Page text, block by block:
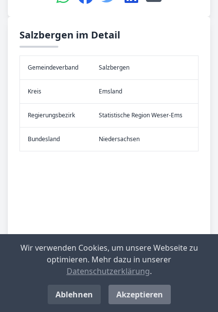
Salzbergen im Detail
Gemeinde­verband Salzbergen
Kreis Emsland
Re­gier­ungs­bezirk Statistische Region Weser-Ems
Bundes­land Niedersachsen
Wir verwenden Cookies, um unsere Webseite zu
optimieren. Mehr dazu in unserer
Datenschutzerklärung.
Ablehnen Akzeptieren